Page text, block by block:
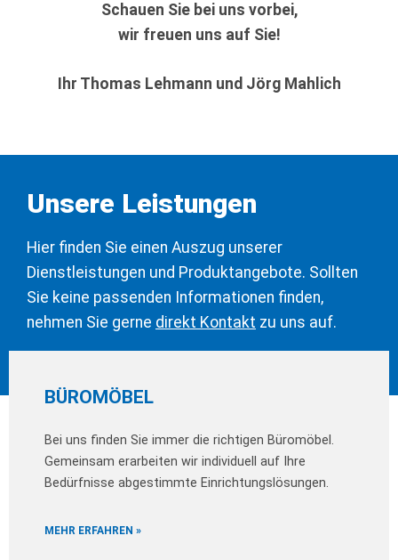
Schauen Sie bei uns vorbei,
wir freuen uns auf Sie!
Ihr Thomas Lehmann und Jörg Mahlich
Unsere Leistungen
Hier finden Sie einen Auszug unserer
Dienstleistungen und Produktangebote. Sollten
Sie keine passenden Informationen finden,
nehmen Sie gerne direkt Kontakt zu uns auf.
BÜROMÖBEL
Bei uns finden Sie immer die richtigen Büromöbel.
Gemeinsam erarbeiten wir individuell auf Ihre
Bedürfnisse abgestimmte Einrichtungslösungen.
MEHR ERFAHREN »